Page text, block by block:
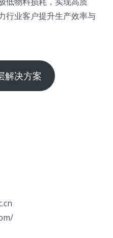
行业客户提升生产效率与
解决方案